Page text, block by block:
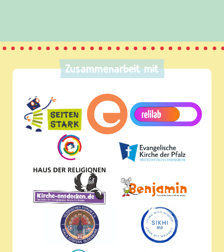
Zusammenarbeit mit